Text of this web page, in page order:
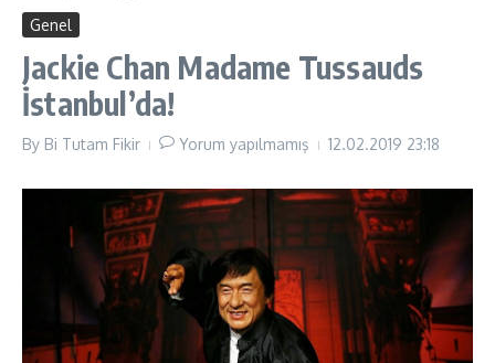
Genel
Jackie Chan Madame Tussauds
İstanbul’da!
By Bi Tutam Fikir Yorum yapılmamış 12.02.2019 23:18